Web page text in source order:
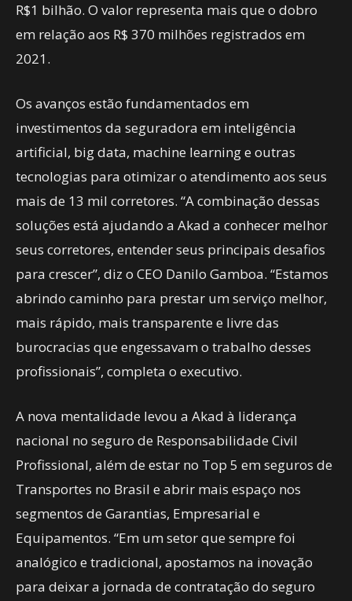
R$1 bilhão. O valor representa mais que o dobro
em relação aos R$ 370 milhões registrados em
2021.
Os avanços estão fundamentados em
investimentos da seguradora em inteligência
artificial, big data, machine learning e outras
tecnologias para otimizar o atendimento aos seus
mais de 13 mil corretores. “A combinação dessas
soluções está ajudando a Akad a conhecer melhor
seus corretores, entender seus principais desafios
para crescer”, diz o CEO Danilo Gamboa. “Estamos
abrindo caminho para prestar um serviço melhor,
mais rápido, mais transparente e livre das
burocracias que engessavam o trabalho desses
profissionais”, completa o executivo.
A nova mentalidade levou a Akad à liderança
nacional no seguro de Responsabilidade Civil
Profissional, além de estar no Top 5 em seguros de
Transportes no Brasil e abrir mais espaço nos
segmentos de Garantias, Empresarial e
Equipamentos. “Em um setor que sempre foi
analógico e tradicional, apostamos na inovação
para deixar a jornada de contratação do seguro